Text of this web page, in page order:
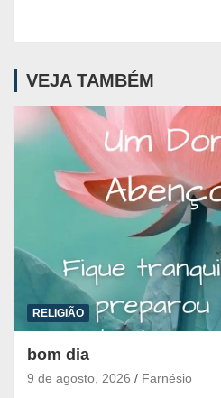
VEJA TAMBÉM
RELIGIÃO
bom dia
9 de agosto, 2026 Farnésio